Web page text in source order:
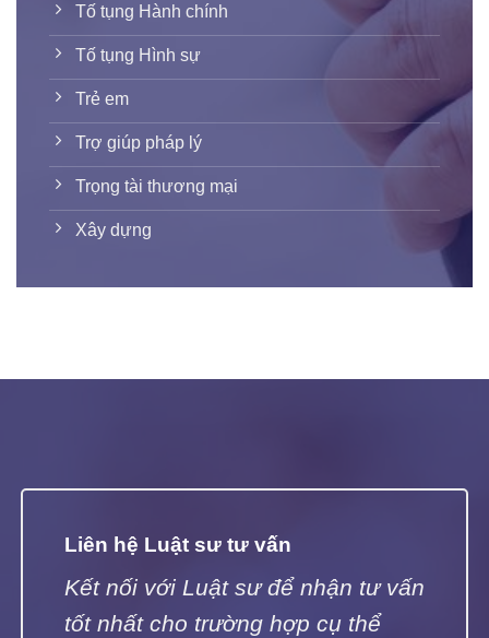
Tố tụng Hành chính
Tố tụng Hình sự
Trẻ em
Trợ giúp pháp lý
Trọng tài thương mại
Xây dựng
Liên hệ Luật sư tư vấn
Kết nối với Luật sư để nhận tư vấn
tốt nhất cho trường hợp cụ thể